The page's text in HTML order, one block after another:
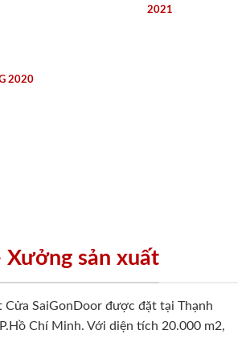
2021
2020
Xưởng sản xuất
Cửa SaiGonDoor được đặt tại Thạnh
Chí Minh. Với diện tích 20.000 m2,